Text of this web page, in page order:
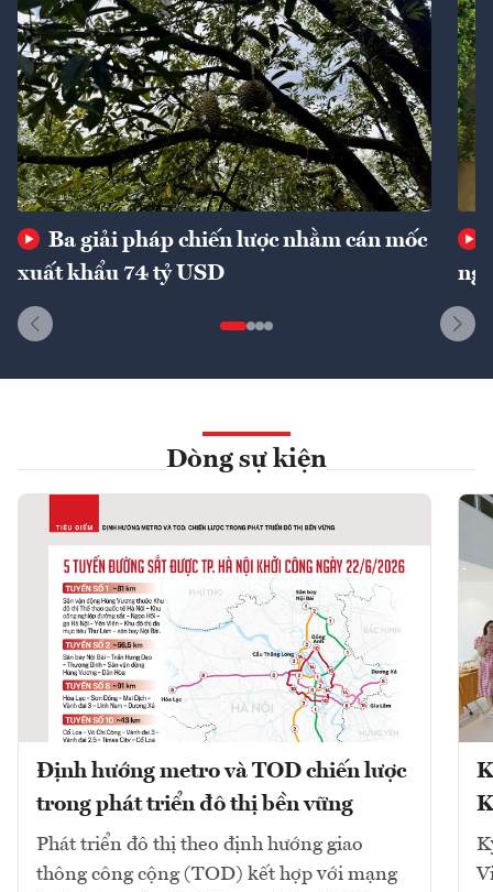
Ba giải pháp chiến lược nhằm cán mốc
xuất khẩu 74 tỷ USD
Dòng sự kiện
Định hướng metro và TOD chiến lược
trong phát triển đô thị bền vững
Phát triển đô thị theo định hướng giao
thông công cộng (TOD) kết hợp với mạng